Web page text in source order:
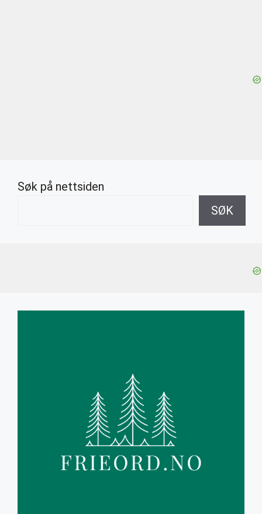
Søk på nettsiden
SØK